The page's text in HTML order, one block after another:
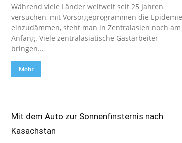
Während viele Länder weltweit seit 25 Jahren
versuchen, mit Vorsorgeprogrammen die Epidemie
einzudämmen, steht man in Zentralasien noch am
Anfang. Viele zentralasiatische Gastarbeiter
bringen...
Mehr
Mit dem Auto zur Sonnenfinsternis nach
Kasachstan